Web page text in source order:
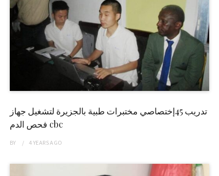
تدريب 45إختصاصي مختبرات طبية بالجزيرة لتشغيل جهاز
فحص الدم cbc
BY 4 YEARSAGO